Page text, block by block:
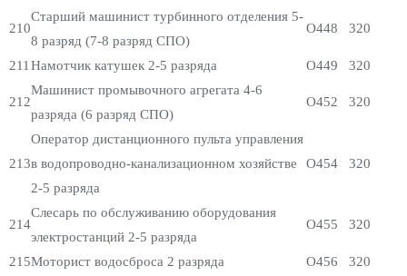
210
Старший машинист турбинного отделения 5-
8 разряд (7-8 разряд СПО)
О448 320
211 Намотчик катушек 2-5 разряда О449 320
212
Машинист промывочного агрегата 4-6
разряда (6 разряд СПО)
О452 320
213
Оператор дистанционного пульта управления
в водопроводно-канализационном хозяйстве
2-5 разряда
О454 320
214
Слесарь по обслуживанию оборудования
электростанций 2-5 разряда
О455 320
215Моторист водосброса 2 разряда О456 320